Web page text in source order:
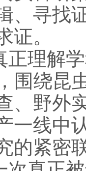
、寻找
证。
正理解
围绕昆
、野外
一线中
的紧密